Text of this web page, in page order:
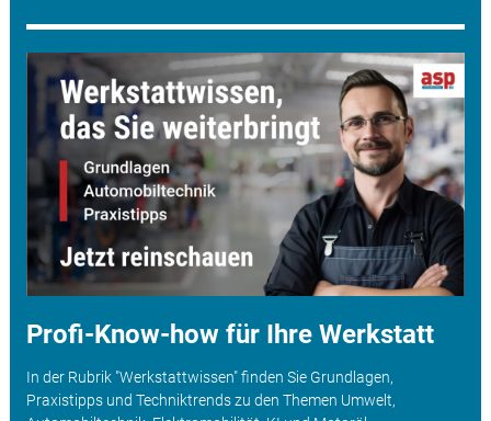
Profi-Know-how für Ihre Werkstatt
In der Rubrik "Werkstattwissen" finden Sie Grundlagen,
Praxistipps und Techniktrends zu den Themen Umwelt,